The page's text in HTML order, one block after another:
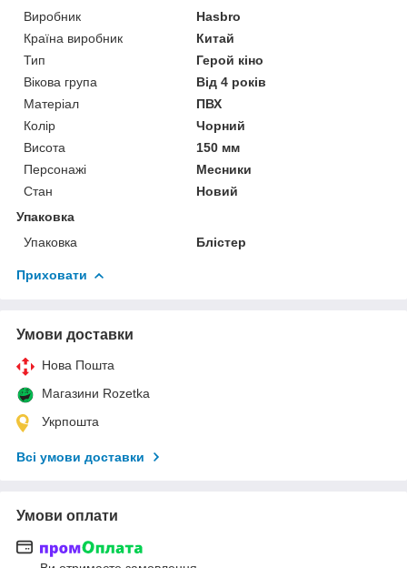
Виробник
Hasbro
Країна виробник
Китай
Тип
Герой кіно
Вікова група
Від 4 років
Матеріал
ПВХ
Колір
Чорний
Висота
150 мм
Персонажі
Месники
Стан
Новий
Упаковка
Упаковка
Блістер
Приховати
Умови доставки
Нова Пошта
Магазини Rozetka
Укрпошта
Всі умови доставки
Умови оплати